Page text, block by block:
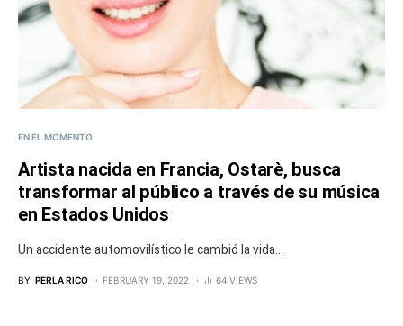
EN EL MOMENTO
Artista nacida en Francia, Ostarè, busca
transformar al público a través de su música
en Estados Unidos
Un accidente automovilístico le cambió la vida...
BY PERLA RICO FEBRUARY 19, 2022 64 VIEWS